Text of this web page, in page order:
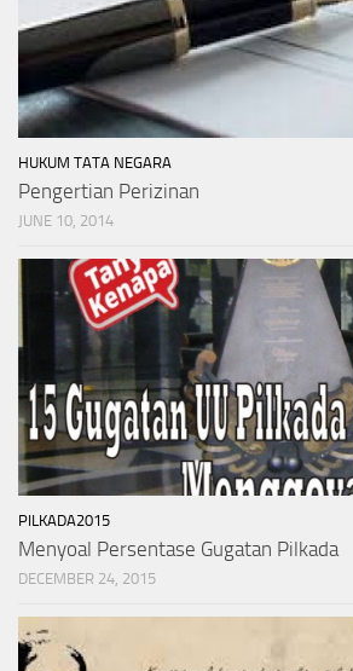
HUKUM TATA NEGARA
Pengertian Perizinan
JUNE 10, 2014
PILKADA2015
Menyoal Persentase Gugatan Pilkada
DECEMBER 24, 2015